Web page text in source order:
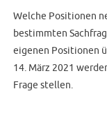
Welche Positionen
bestimmten
eigenen Positionen
14. März 2021
Frage stellen.